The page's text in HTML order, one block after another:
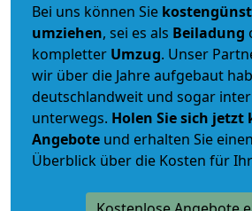
Bei uns können Sie
umziehen, sei es als Beiladung
kompletter Umzug. Unser
wir über die Jahre aufgebaut
deutschlandweit und sogar
unterwegs. Holen Sie sich jetzt
Angebote und erhalten Sie
Überblick über die Kosten für